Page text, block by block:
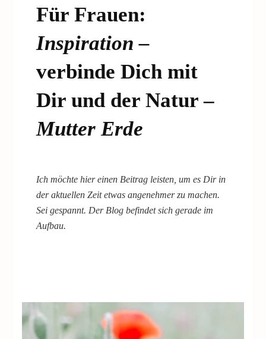
Für Frauen:
Inspiration –
verbinde Dich mit
Dir und der Natur –
Mutter Erde
Ich möchte hier einen Beitrag leisten, um es Dir in
der aktuellen Zeit etwas angenehmer zu machen.
Sei gespannt. Der Blog befindet sich gerade im
Aufbau.